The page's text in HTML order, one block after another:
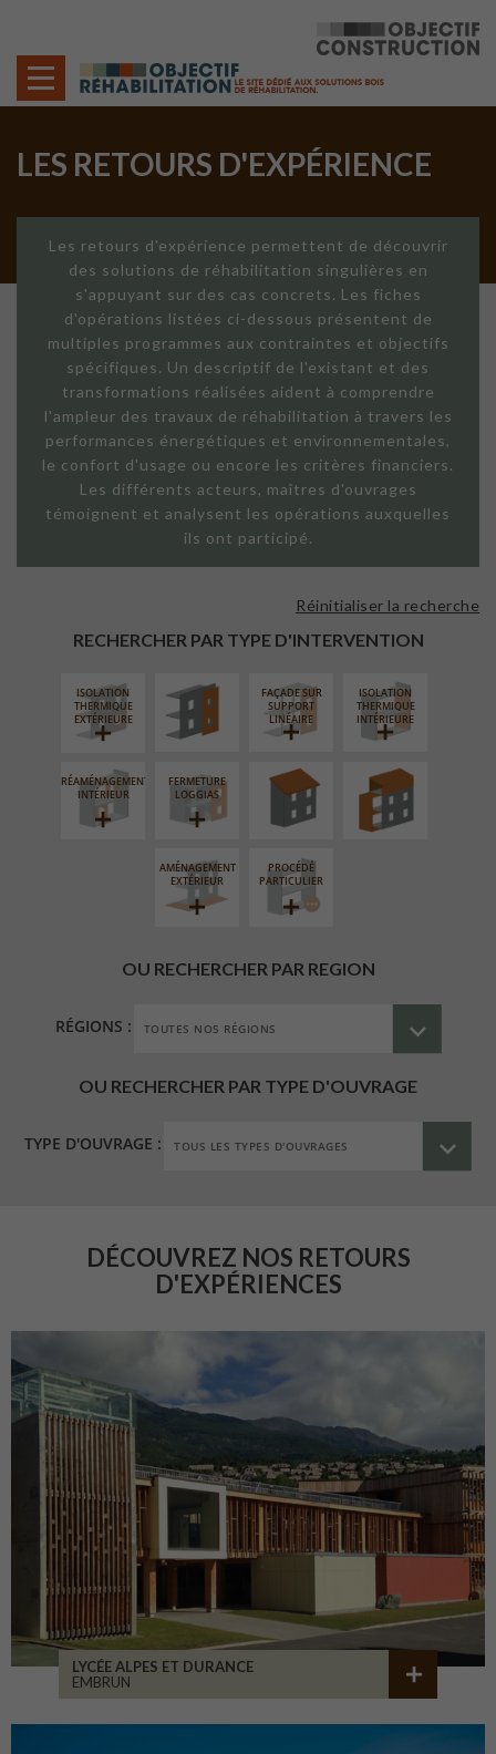
LES RETOURS D'EXPÉRIENCE
Les retours d'expérience permettent de découvrir
des solutions de réhabilitation singulières en
s'appuyant sur des cas concrets. Les fiches
d'opérations listées ci-dessous présentent de
multiples programmes aux contraintes et objectifs
spécifiques. Un descriptif de l'existant et des
transformations réalisées aident à comprendre
l'ampleur des travaux de réhabilitation à travers les
performances énergétiques et environnementales,
le confort d'usage ou encore les critères financiers.
Les différents acteurs, maîtres d'ouvrages
témoignent et analysent les opérations auxquelles
ils ont participé.
RECHERCHER PAR TYPE D'INTERVENTION
Réinitialiser la recherche
ISOLATION
THERMIQUE
EXTÉRIEURE
FAÇADE SUR
SUPPORT
LINÉAIRE
ISOLATION
THERMIQUE
INTÉRIEURE
RÉAMÉNAGEMENT
INTÉRIEUR
FERMETURE
LOGGIAS
RÉFECTION DES
TOITURES
SURÉLÉVATION
EXTENSION
AMÉNAGEMENT
EXTÉRIEUR
PROCÉDÉ
PARTICULIER
OU RECHERCHER PAR REGION
RÉGIONS :
OU RECHERCHER PAR TYPE D'OUVRAGE
TYPE D'OUVRAGE :
DÉCOUVREZ NOS RETOURS
D'EXPÉRIENCES
LYCÉE ALPES ET DURANCE
EMBRUN